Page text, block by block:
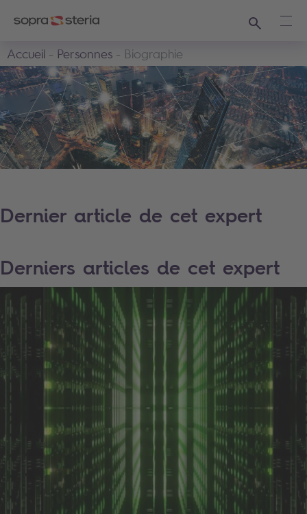
Recherche
Accueil
Personnes Biographie
Dernier article de cet expert
Derniers articles de cet expert